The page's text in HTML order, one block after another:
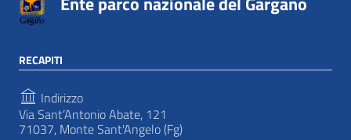
RECAPITI
Indirizzo
Via Sant’Antonio Abate, 121
71037, Monte Sant'Angelo (Fg)